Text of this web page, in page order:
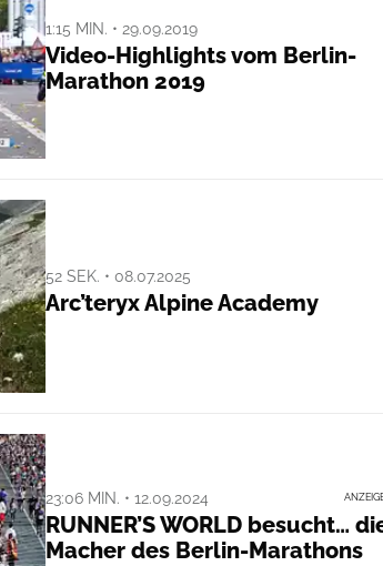
1:15 MIN. • 29.09.2019
Video-Highlights vom Berlin-
Marathon 2019
52 SEK. • 08.07.2025
Arc’teryx Alpine Academy
23:06 MIN. • 12.09.2024
RUNNER’S WORLD besucht…
Macher des Berlin-Marathons